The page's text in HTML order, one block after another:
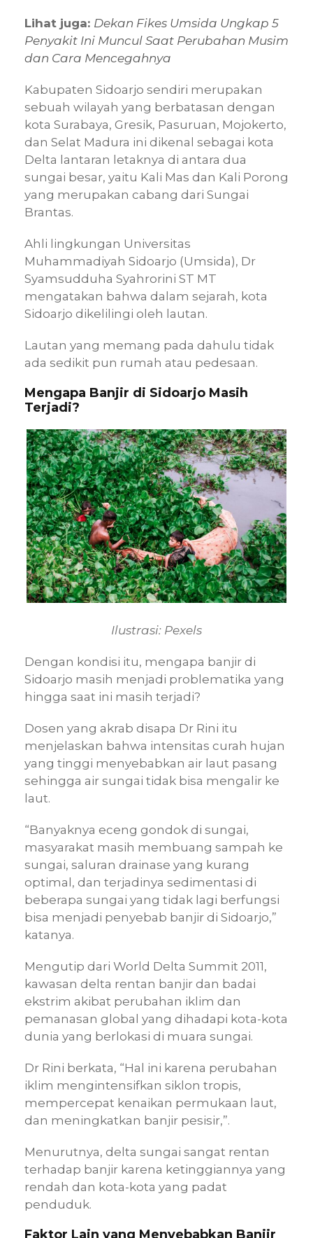
Lihat juga: Dekan Fikes Umsida Ungkap 5
Penyakit Ini Muncul Saat Perubahan Musim
dan Cara Mencegahnya
Kabupaten Sidoarjo sendiri merupakan
sebuah wilayah yang berbatasan dengan
kota Surabaya, Gresik, Pasuruan, Mojokerto,
dan Selat Madura ini dikenal sebagai kota
Delta lantaran letaknya di antara dua
sungai besar, yaitu Kali Mas dan Kali Porong
yang merupakan cabang dari Sungai
Brantas.
Ahli lingkungan Universitas
Muhammadiyah Sidoarjo (Umsida), Dr
Syamsudduha Syahrorini ST MT
mengatakan bahwa dalam sejarah, kota
Sidoarjo dikelilingi oleh lautan.
Lautan yang memang pada dahulu tidak
ada sedikit pun rumah atau pedesaan.
Mengapa Banjir di Sidoarjo Masih
Terjadi?
Ilustrasi: Pexels
Dengan kondisi itu, mengapa banjir di
Sidoarjo masih menjadi problematika yang
hingga saat ini masih terjadi?
Dosen yang akrab disapa Dr Rini itu
menjelaskan bahwa intensitas curah hujan
yang tinggi menyebabkan air laut pasang
sehingga air sungai tidak bisa mengalir ke
laut.
“Banyaknya eceng gondok di sungai,
masyarakat masih membuang sampah ke
sungai, saluran drainase yang kurang
optimal, dan terjadinya sedimentasi di
beberapa sungai yang tidak lagi berfungsi
bisa menjadi penyebab banjir di Sidoarjo,”
katanya.
Mengutip dari World Delta Summit 2011,
kawasan delta rentan banjir dan badai
ekstrim akibat perubahan iklim dan
pemanasan global yang dihadapi kota-kota
dunia yang berlokasi di muara sungai.
Dr Rini berkata, “Hal ini karena perubahan
iklim mengintensifkan siklon tropis,
mempercepat kenaikan permukaan laut,
dan meningkatkan banjir pesisir,”.
Menurutnya, delta sungai sangat rentan
terhadap banjir karena ketinggiannya yang
rendah dan kota-kota yang padat
penduduk.
Faktor Lain yang Menyebabkan Banjir